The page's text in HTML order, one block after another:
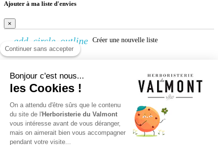
Continuer sans accepter
Bonjour c'est nous...
les Cookies !
On a attendu d'être sûrs que le contenu
du site de l'Herboristerie du Valmont
vous intéresse avant de vous déranger,
mais on aimerait bien vous accompagner
pendant votre visite...
Ajouter à ma liste d'envies
×
add_circle_outline Créer une nouvelle liste
×
Nom de la liste d'envies
Annuler Créer une liste d'envies
Connexion